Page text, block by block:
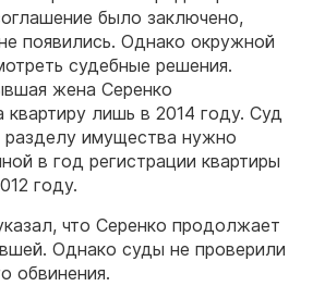
было заключено,
появились. Однако окружной
судебные решения.
жена Серенко
квартиру лишь в 2014 году. Суд
имущества нужно
в год регистрации квартиры
году.
что Серенко продолжает
Однако суды не проверили
обвинения.